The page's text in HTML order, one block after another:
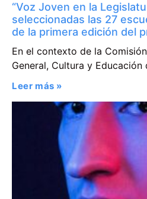
“Voz Joven en la
seleccionadas las 27
de la primera edición del
En el contexto de la
General, Cultura y Educación
Leer más »